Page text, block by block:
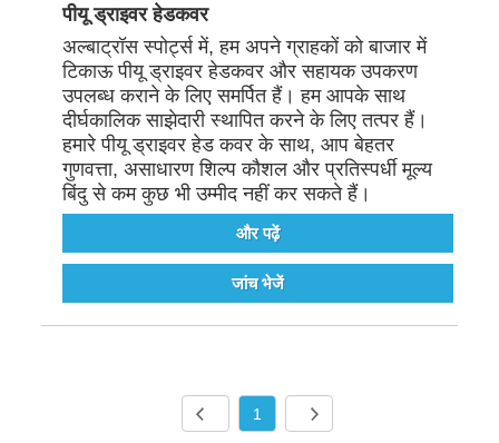
पीयू ड्राइवर हेडकवर
अल्बाट्रॉस स्पोर्ट्स में, हम अपने ग्राहकों को बाजार में
टिकाऊ पीयू ड्राइवर हेडकवर और सहायक उपकरण
उपलब्ध कराने के लिए समर्पित हैं। हम आपके साथ
दीर्घकालिक साझेदारी स्थापित करने के लिए तत्पर हैं।
हमारे पीयू ड्राइवर हेड कवर के साथ, आप बेहतर
गुणवत्ता, असाधारण शिल्प कौशल और प्रतिस्पर्धी मूल्य
बिंदु से कम कुछ भी उम्मीद नहीं कर सकते हैं।
और पढ़ें
जांच भेजें
1